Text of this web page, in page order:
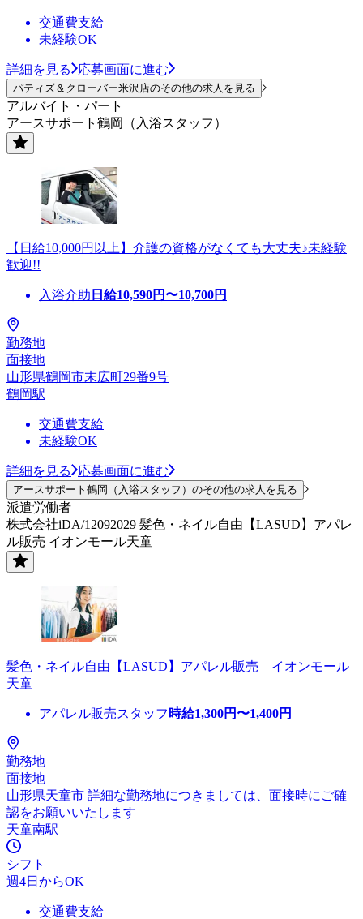
交通費支給
未経験OK
詳細を見る 応募画面に進む
パティズ＆クローバー米沢店のその他の求人を見る
アルバイト・パート
アースサポート鶴岡（入浴スタッフ）
【日給10,000円以上】介護の資格がなくても大丈夫♪未経験
歓迎!!
入浴介助 日給10,590円〜10,700円
勤務地
面接地
山形県鶴岡市末広町29番9号
鶴岡駅
交通費支給
未経験OK
詳細を見る 応募画面に進む
アースサポート鶴岡（入浴スタッフ）のその他の求人を見る
派遣労働者
株式会社iDA/12092029 髪色・ネイル自由【LASUD】アパレ
ル販売 イオンモール天童
髪色・ネイル自由【LASUD】アパレル販売 イオンモール
天童
アパレル販売スタッフ 時給1,300円〜1,400円
勤務地
面接地
山形県天童市 詳細な勤務地につきましては、面接時にご確
認をお願いいたします
天童南駅
シフト
週4日からOK
交通費支給